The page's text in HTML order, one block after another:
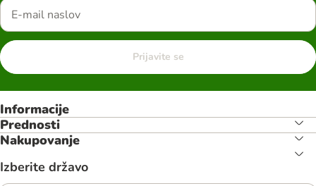
Prijavite se
Informacije
Prednosti
Nakupovanje
Izberite državo